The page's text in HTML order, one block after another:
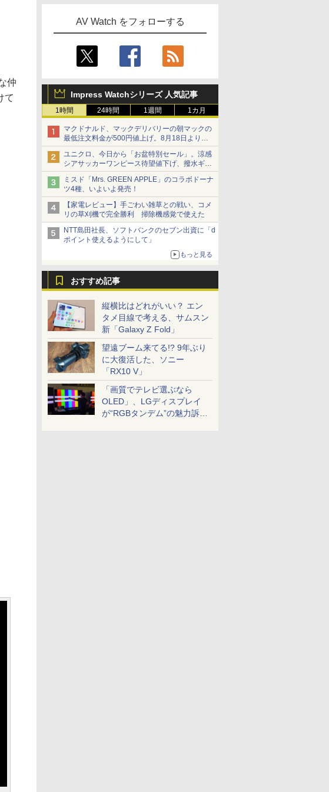
AV Watch をフォローする
Impress Watchシリーズ 人気記事
1時間 24時間 1週間 1カ月
マクドナルド、マックデリバリーの朝マックの
最低注文料金が500円値上げ。8月18日より
1,500円から受付
ユニクロ、今日から「お盆特別セール」。涼感
シアサッカーワンピース待望値下げ、撥水ギア
ショーツは1990円に
ミスド「Mrs. GREEN APPLE」のコラボドーナ
ツ4種、いよいよ発売！
【家電レビュー】手ごわい雑草との戦い、コメ
リの草刈機で完全勝利 掃除機感覚で使えた
NTT島田社長、ソフトバンクのセブン出資に「d
ポイント使えるようにして」
もっと見る
おすすめ記事
縦横比はどれがいい？ エン
タメ目線で考える、サムスン
新「Galaxy Z Fold」
望遠ブーム来てる!? 9年ぶり
に大復活した、ソニー
「RX10 V」
「画質でテレビ選ぶなら
OLED」、LGディスプレイ
が“RGBタンデム”の魅力訴
仲
て